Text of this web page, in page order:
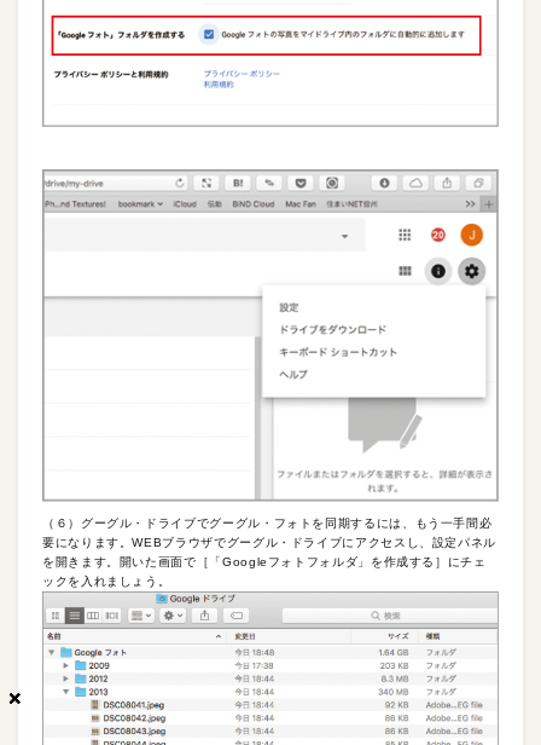
×
×
×
（６）グーグル・ドライブでグーグル・フォトを同期するには、もう一手間必
要になります。WEBブラウザでグーグル・ドライブにアクセスし、設定パネル
を開きます。開いた画面で［「Googleフォトフォルダ」を作成する］にチェ
ックを入れましょう。